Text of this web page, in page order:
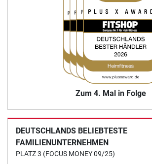
Zum 4. Mal in Folge
DEUTSCHLANDS BELIEBTESTE
FAMILIENUNTERNEHMEN
PLATZ 3 (FOCUS MONEY 09/25)